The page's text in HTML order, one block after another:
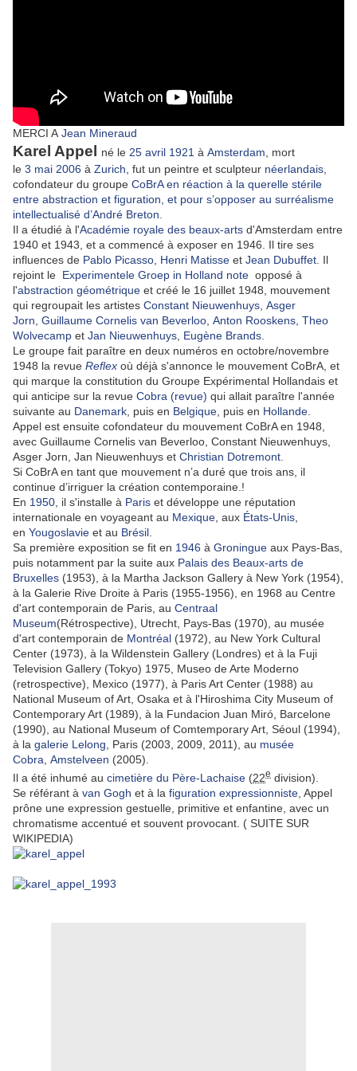
MERCI A Jean Mineraud
Karel Appel né le 25 avril 1921 à Amsterdam , mort
le 3 mai 2006 à Zurich , fut un peintre et sculpteur néerlandais
cofondateur du groupe CoBrA en réaction à la querelle stérile
entre abstraction et figuration, et pour s’opposer au surréalisme
intellectualisé d’André Breton.
Il a étudié à l'Académie royale des beaux-arts d'Amsterdam entre
1940 et 1943, et a commencé à exposer en 1946. Il tire ses
influences de Pablo Picasso Henri Matisse et Jean Dubuffet . Il
rejoint le Experimentele Groep in Holland note opposé à
l'abstraction géométrique et créé le 16 juillet 1948, mouvement
qui regroupait les artistes Constant Nieuwenhuys Asger
Jorn Guillaume Cornelis van Beverloo Anton Rooskens Theo
Wolvecamp et Jan Nieuwenhuys Eugène Brands
Le groupe fait paraître en deux numéros en octobre/novembre
1948 la revue Reflex où déjà s'annonce le mouvement CoBrA, et
qui marque la constitution du Groupe Expérimental Hollandais et
qui anticipe sur la revue Cobra (revue) qui allait paraître l'année
suivante au Danemark , puis en Belgique , puis en Hollande
Appel est ensuite cofondateur du mouvement CoBrA en 1948,
avec Guillaume Cornelis van Beverloo, Constant Nieuwenhuys,
Asger Jorn, Jan Nieuwenhuys et Christian Dotremont
Si CoBrA en tant que mouvement n’a duré que trois ans, il
continue d’irriguer la création contemporaine.!
En 1950 , il s'installe à Paris et développe une réputation
internationale en voyageant au Mexique , aux États-Unis
en Yougoslavie et au Brésil
Sa première exposition se fit en 1946 à Groningue aux Pays-Bas,
puis notamment par la suite aux Palais des Beaux-arts de
Bruxelles (1953), à la Martha Jackson Gallery à New York (1954),
à la Galerie Rive Droite à Paris (1955-1956), en 1968 au Centre
d'art contemporain de Paris, au Centraal
Museum(Rétrospective), Utrecht, Pays-Bas (1970), au musée
d'art contemporain de Montréal (1972), au New York Cultural
Center (1973), à la Wildenstein Gallery (Londres) et à la Fuji
Television Gallery (Tokyo) 1975, Museo de Arte Moderno
(retrospective), Mexico (1977), à Paris Art Center (1988) au
National Museum of Art, Osaka et à l'Hiroshima City Museum of
Contemporary Art (1989), à la Fundacion Juan Miró, Barcelone
(1990), au National Museum of Comtemporary Art, Séoul (1994),
à la galerie Lelong , Paris (2003, 2009, 2011), au musée
Cobra Amstelveen (2005).
Il a été inhumé au cimetière du Père-Lachaise (22e division).
Se référant à van Gogh et à la figuration expressionniste , Appel
prône une expression gestuelle, primitive et enfantine, avec un
chromatisme accentué et souvent provocant. ( SUITE SUR
WIKIPEDIA)